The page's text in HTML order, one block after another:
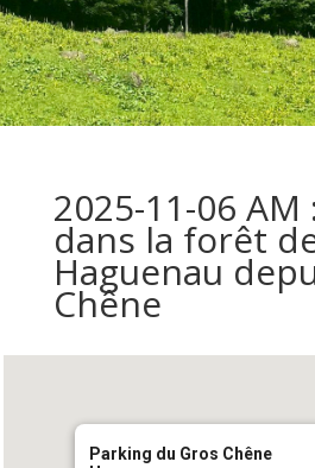
2025-11-06 AM
dans la forêt
Haguenau
Chêne
Parking du Gros Chêne